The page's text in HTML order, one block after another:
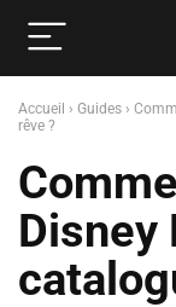
Accueil › Guides ›
rêve ?
Disney